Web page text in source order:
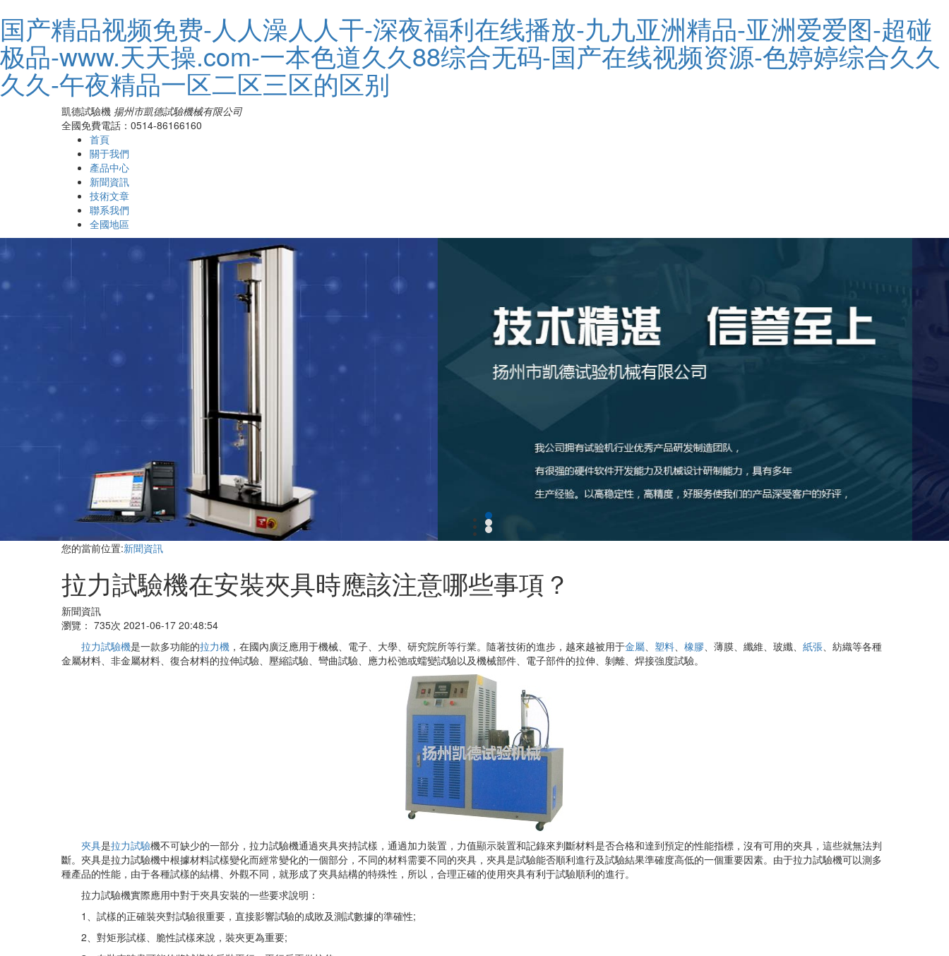
国产精品视频免费-人人澡人人干-深夜福利在线播放-九九亚洲精品-亚洲爱爱图-超碰
极品-www.天天操.com-一本色道久久88综合无码-国产在线视频资源-色婷婷综合久久
久久-午夜精品一区二区三区的区别
凱德試驗機 揚州市凱德試驗機械有限公司
全國免費電話：0514-86166160
首頁
關于我們
產品中心
新聞資訊
技術文章
聯系我們
全國地區
您的當前位置:新聞資訊
拉力試驗機在安裝夾具時應該注意哪些事項？
新聞資訊
瀏覽： 735次 2021-06-17 20:48:54
拉力試驗機是一款多功能的拉力機 ，在國內廣泛應用于機械、電子、大學、研究院所等行業。隨著技術的進步，越來越被用于金屬、 塑料、 橡膠、薄膜、纖維、玻纖、 紙張、紡織等各種
金屬材料、非金屬材料、復合材料的拉伸試驗、壓縮試驗、彎曲試驗、應力松弛或蠕變試驗以及機械部件、電子部件的拉伸、剝離、焊接強度試驗。
夾具是拉力試驗機不可缺少的一部分，拉力試驗機通過夾具夾持試樣，通過加力裝置，力值顯示裝置和記錄來判斷材料是否合格和達到預定的性能指標，沒有可用的夾具，這些就無法判
斷。夾具是拉力試驗機中根據材料試樣變化而經常變化的一個部分，不同的材料需要不同的夾具，夾具是試驗能否順利進行及試驗結果準確度高低的一個重要因素。由于拉力試驗機可以測多
種產品的性能，由于各種試樣的結構、外觀不同，就形成了夾具結構的特殊性，所以，合理正確的使用夾具有利于試驗順利的進行。
拉力試驗機實際應用中對于夾具安裝的一些要求說明：
1、試樣的正確裝夾對試驗很重要，直接影響試驗的成敗及測試數據的準確性;
2、對矩形試樣、脆性試樣來說，裝夾更為重要;